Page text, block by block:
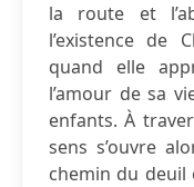
la route et
l’existence de
quand elle
l’amour de sa
enfants. À
sens s’ouvre
chemin du deuil